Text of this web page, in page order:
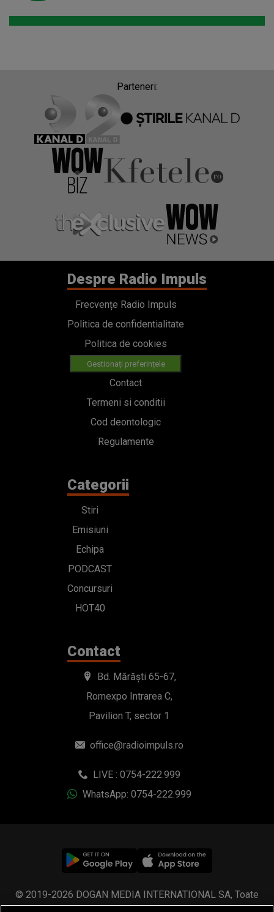
Parteneri:
Despre Radio Impuls
Frecvențe Radio Impuls
Politica de confidentialitate
Politica de cookies
Gestionați preferințele
Contact
Termeni si conditii
Cod deontologic
Regulamente
Categorii
Stiri
Emisiuni
Echipa
PODCAST
Concursuri
HOT40
Contact
Bd. Mărăști 65-67,
Romexpo Intrarea C,
Pavilion T, sector 1
office@radioimpuls.ro
LIVE : 0754-222.999
WhatsApp: 0754-222.999
© 2019-2026 DOGAN MEDIA INTERNATIONAL SA, Toate
drepturile rezervate.